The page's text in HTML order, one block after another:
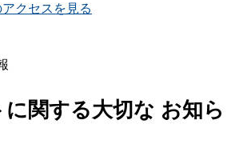
クセスを見る
関する大切な お知ら